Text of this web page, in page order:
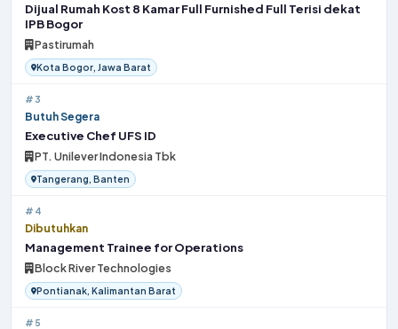
Dijual Rumah Kost 8 Kamar Full Furnished Full Terisi dekat
IPB Bogor
Pastirumah
Kota Bogor, Jawa Barat
#3
Butuh Segera
Executive Chef UFS ID
PT. Unilever Indonesia Tbk
Tangerang, Banten
#4
Dibutuhkan
Management Trainee for Operations
Block River Technologies
Pontianak, Kalimantan Barat
#5